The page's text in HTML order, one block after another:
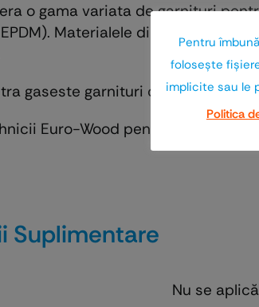
o gama variata de garnituri
Materialele din care sunt
gaseste garnituri de etansare
Euro-Wood pentru orice
Suplimentare
Nu se aplică
Pentru
foloseşte
implicite sau le
Politica